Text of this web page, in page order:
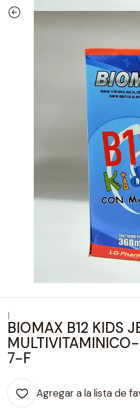
BIOMAX B12 KIDS
7-F
Agregar a la lista de